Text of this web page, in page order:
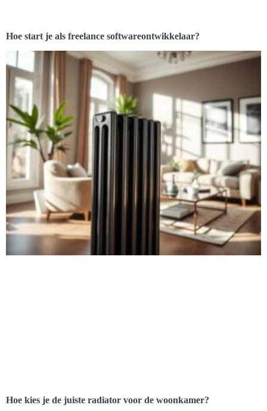
Hoe start je als freelance softwareontwikkelaar?
Hoe kies je de juiste radiator voor de woonkamer?